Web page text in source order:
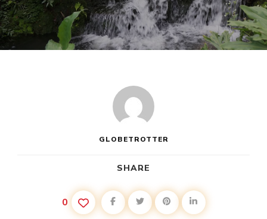
GLOBETROTTER
SHARE
0